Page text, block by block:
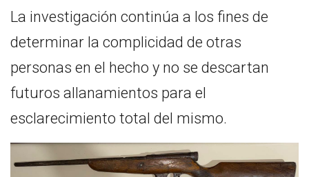
La investigación continúa a los fines de
determinar la complicidad de otras
personas en el hecho y no se descartan
futuros allanamientos para el
esclarecimiento total del mismo.